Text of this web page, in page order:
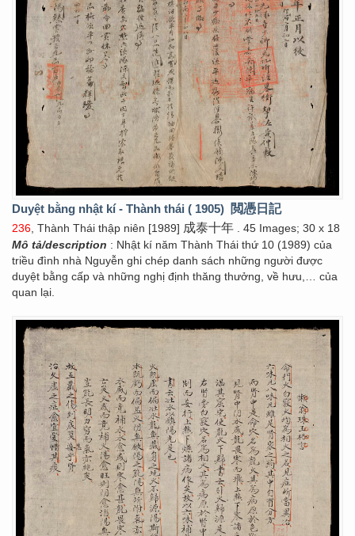
Duyệt bằng nhật kí - Thành thái ( 1905) 閲憑日記
236 , Thành Thái thập niên [1989] 成泰十年 . 45 Images; 30 x 18
Mô tả/description : Nhật kí năm Thành Thái thứ 10 (1989) của
triều đình nhà Nguyễn ghi chép danh sách những người được
duyệt bằng cấp và những nghị định thăng thưởng, về hưu,… của
quan lại.